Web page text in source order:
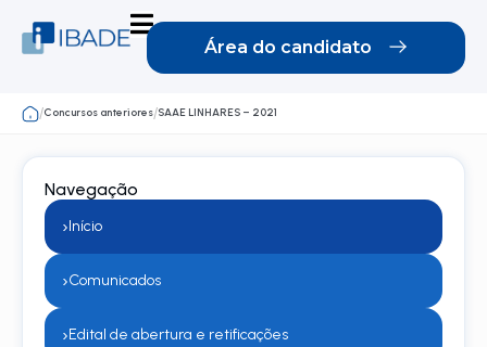
Área do candidato
/Concursos anteriores/SAAE LINHARES – 2021
Navegação
›Início
›Comunicados
›Edital de abertura e retificações